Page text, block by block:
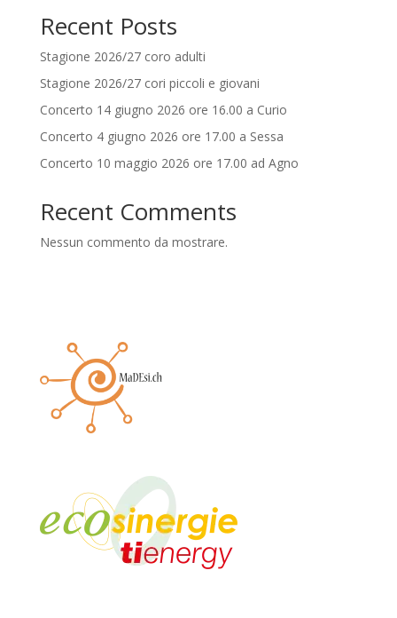
Recent Posts
Stagione 2026/27 coro adulti
Stagione 2026/27 cori piccoli e giovani
Concerto 14 giugno 2026 ore 16.00 a Curio
Concerto 4 giugno 2026 ore 17.00 a Sessa
Concerto 10 maggio 2026 ore 17.00 ad Agno
Recent Comments
Nessun commento da mostrare.